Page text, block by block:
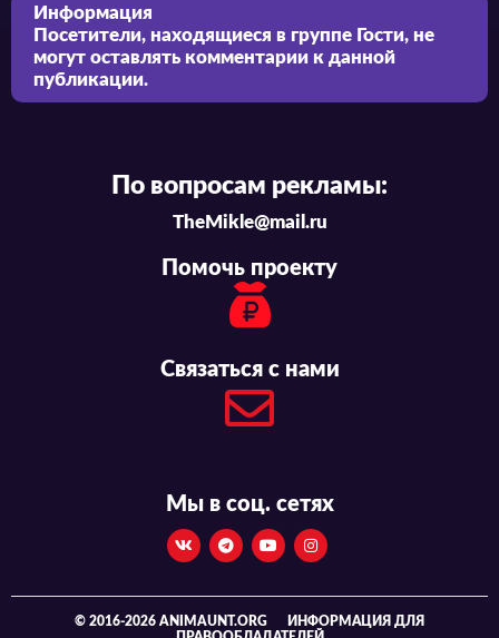
Информация
Посетители, находящиеся в группе Гости, не
могут оставлять комментарии к данной
публикации.
По вопросам рекламы:
TheMikle@mail.ru
Помочь проекту
Связаться с нами
Мы в соц. сетях
© 2016-2026 ANIMAUNT.ORG
ИНФОРМАЦИЯ ДЛЯ